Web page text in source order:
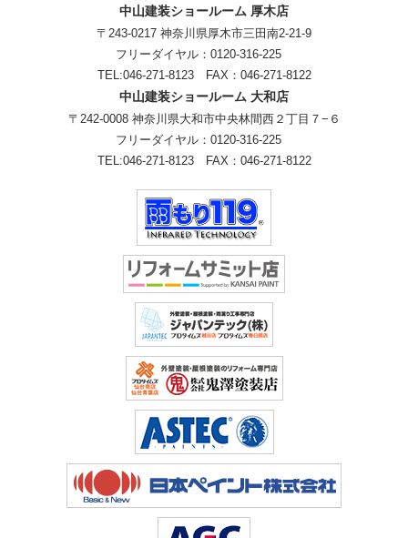
中山建装ショールーム 厚木店
〒243-0217 神奈川県厚木市三田南2-21-9
フリーダイヤル： 0120-316-225
TEL:046-271-8123 FAX：046-271-8122
中山建装ショールーム 大和店
〒242-0008 神奈川県大和市中央林間西２丁目７−６
フリーダイヤル： 0120-316-225
TEL:046-271-8123 FAX：046-271-8122